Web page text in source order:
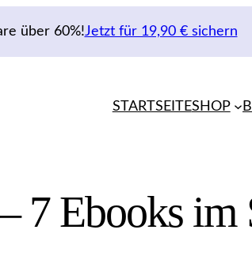
über 60%!Jetzt für 19,90 € sichern
STARTSEITESHOP
7 Ebooks im